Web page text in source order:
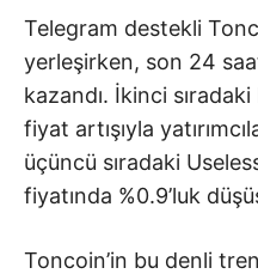
Telegram destekli
yerleşirken, son 24
kazandı. İkinci
fiyat artışıyla
üçüncü sıradaki
fiyatında %0.9’luk
Toncoin’in bu denli